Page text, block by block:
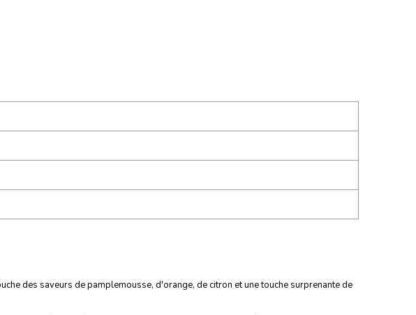
des saveurs de pamplemousse, d'orange, de citron et une touche surprenante de